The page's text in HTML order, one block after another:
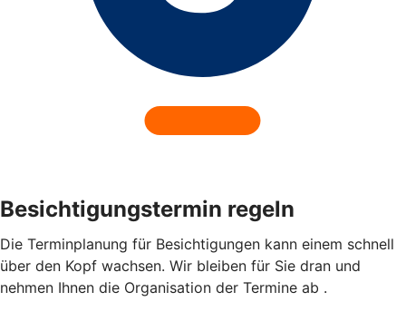
Besichtigungstermin regeln
Die Terminplanung für Besichtigungen kann einem schnell
über den Kopf wachsen. Wir bleiben für Sie dran und
nehmen Ihnen die Organisation der Termine ab .